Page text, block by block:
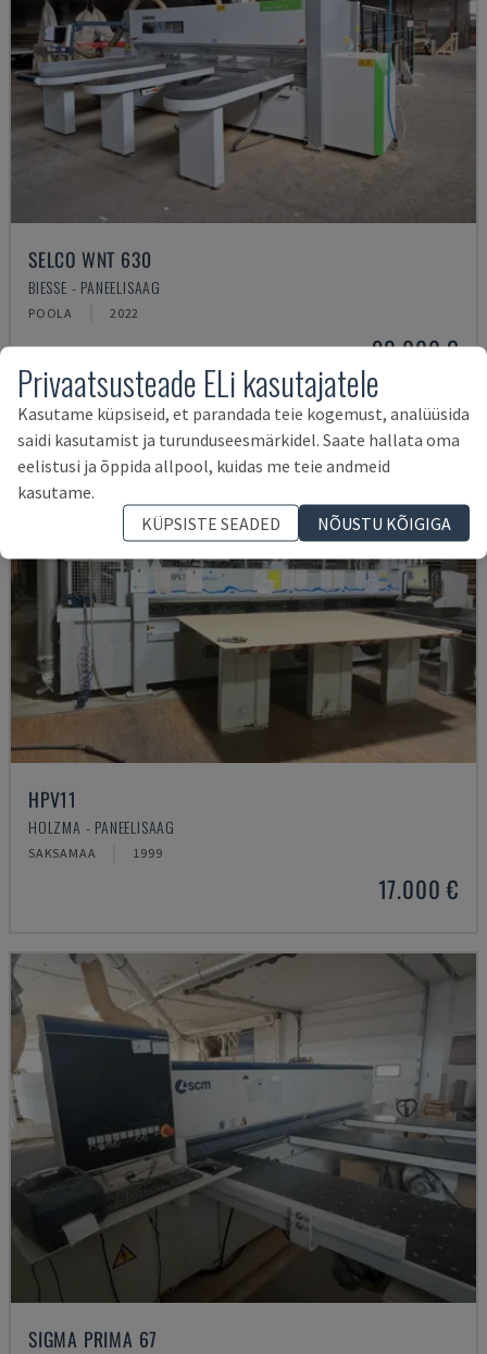
SELCO WNT 630
BIESSE - PANEELISAAG
POOLA 2022
90.000 €
HPV11
HOLZMA - PANEELISAAG
SAKSAMAA 1999
17.000 €
SIGMA PRIMA 67
Privaatsusteade ELi kasutajatele
Kasutame küpsiseid, et parandada teie kogemust, analüüsida
saidi kasutamist ja turunduseesmärkidel. Saate hallata oma
eelistusi ja õppida allpool, kuidas me teie andmeid
kasutame.
KÜPSISTE SEADED
NÕUSTU KÕIGIGA